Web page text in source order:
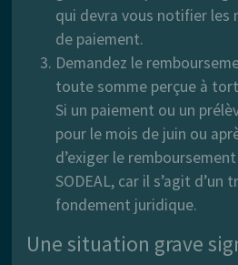
qui devra vous notifier les
de paiement.
Demandez le
toute somme perçue à
Si un paiement ou un
pour le mois de juin ou
d’exiger le
SODEAL, car il s’agit d’un
fondement juridique.
Une situation grave